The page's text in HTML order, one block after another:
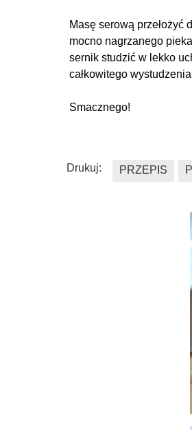
Masę serową przełożyć
mocno nagrzanego
sernik studzić w lekko
całkowitego
Smacznego!
Drukuj: PRZEPIS